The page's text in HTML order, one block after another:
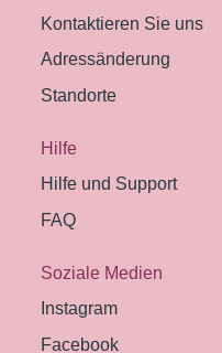
Kontaktieren Sie uns
Adressänderung
Standorte
Hilfe
Hilfe und Support
FAQ
Soziale Medien
Instagram
Facebook